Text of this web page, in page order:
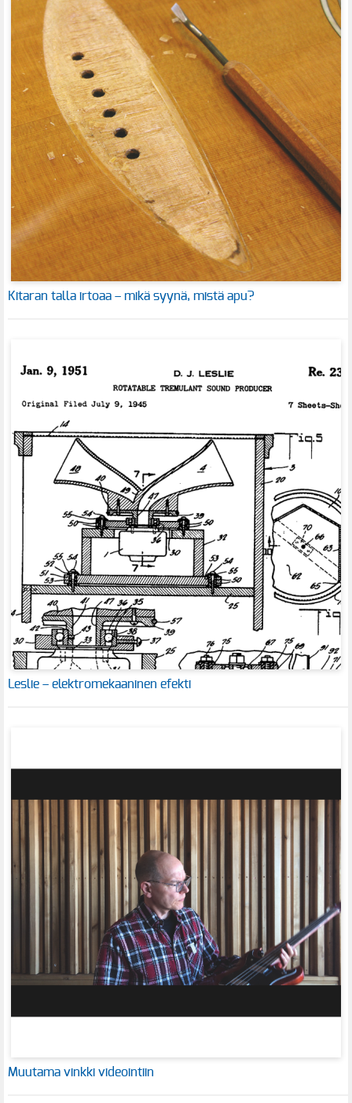
Kitaran talla irtoaa – mikä syynä, mistä apu?
Leslie – elektromekaaninen efekti
Muutama vinkki videointiin